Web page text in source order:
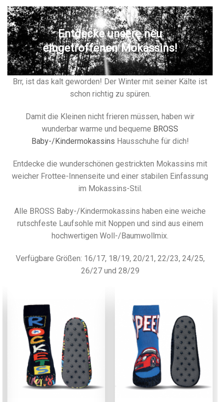
Entdecke unsere neu
eingetroffenen Mokassins!
Brr, ist das kalt geworden! Der Winter mit seiner Kälte ist
schon richtig zu spüren.
Damit die Kleinen nicht frieren müssen, haben wir
wunderbar warme und bequeme BROSS
Baby-/Kindermokassins Hausschuhe für dich!
Entdecke die wunderschönen gestrickten Mokassins mit
weicher Frottee-Innenseite und einer stabilen Einfassung
im Mokassins-Stil.
Alle BROSS Baby-/Kindermokassins haben eine weiche
rutschfeste Laufsohle mit Noppen und sind aus einem
hochwertigen Woll-/Baumwollmix.
Verfügbare Größen: 16/17, 18/19, 20/21, 22/23, 24/25,
26/27 und 28/29